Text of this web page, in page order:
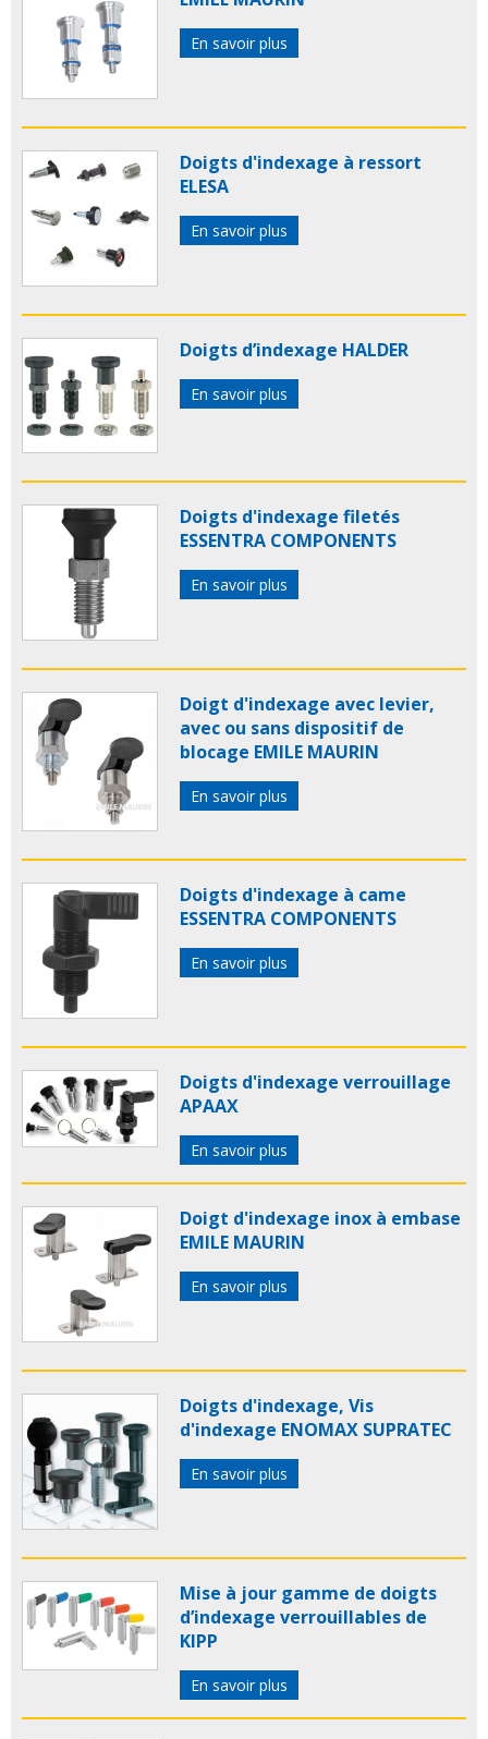
En savoir plus
Doigts d'indexage à ressort
ELESA
En savoir plus
Doigts d’indexage HALDER
En savoir plus
Doigts d'indexage filetés
ESSENTRA COMPONENTS
En savoir plus
Doigt d'indexage avec levier,
avec ou sans dispositif de
blocage EMILE MAURIN
En savoir plus
Doigts d'indexage à came
ESSENTRA COMPONENTS
En savoir plus
Doigts d'indexage verrouillage
APAAX
En savoir plus
Doigt d'indexage inox à embase
EMILE MAURIN
En savoir plus
Doigts d'indexage, Vis
d'indexage ENOMAX SUPRATEC
En savoir plus
Mise à jour gamme de doigts
d’indexage verrouillables de
KIPP
En savoir plus